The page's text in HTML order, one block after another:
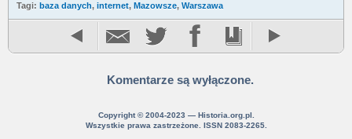
Tagi: baza danych, internet, Mazowsze, Warszawa
Komentarze są wyłączone.
Copyright © 2004-2023 — Historia.org.pl.
Wszystkie prawa zastrzeżone. ISSN 2083-2265.